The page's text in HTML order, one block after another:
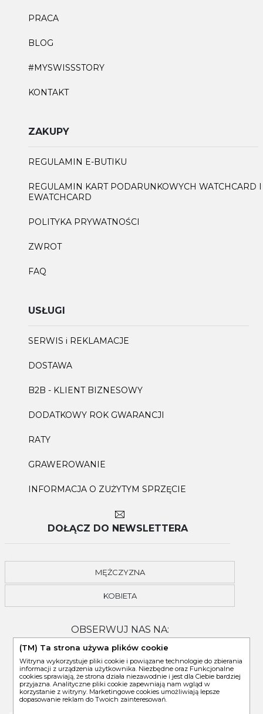
PRACA
BLOG
#MYSWISSSTORY
KONTAKT
ZAKUPY
REGULAMIN E-BUTIKU
REGULAMIN KART PODARUNKOWYCH WATCHCARD I
EWATCHCARD
POLITYKA PRYWATNOŚCI
ZWROT
FAQ
USŁUGI
SERWIS i REKLAMACJE
DOSTAWA
B2B - KLIENT BIZNESOWY
DODATKOWY ROK GWARANCJI
RATY
GRAWEROWANIE
INFORMACJA O ZUŻYTYM SPRZĘCIE
DOŁĄCZ DO NEWSLETTERA
MĘŻCZYZNA
KOBIETA
OBSERWUJ NAS NA:
(TM) Ta strona używa plików cookie
Witryna wykorzystuje pliki cookie i powiązane technologie do zbierania
informacji z urządzenia użytkownika. Niezbędne oraz Funkcjonalne
cookies sprawiają, że strona działa niezawodnie i jest dla Ciebie bardziej
przyjazna. Analityczne pliki cookie zapewniają nam wgląd w
korzystanie z witryny. Marketingowe cookies umożliwiają lepsze
dopasowanie reklam do Twoich zainteresowań.